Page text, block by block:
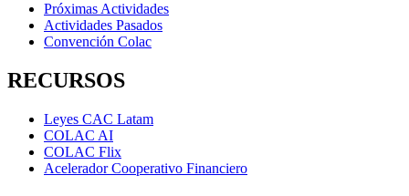
Próximas Actividades
Actividades Pasados
Convención Colac
RECURSOS
Leyes CAC Latam
COLAC AI
COLAC Flix
Acelerador Cooperativo Financiero